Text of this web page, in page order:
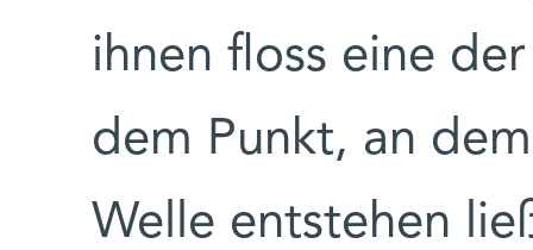
ihnen floss eine
dem Punkt, an
Welle entstehen